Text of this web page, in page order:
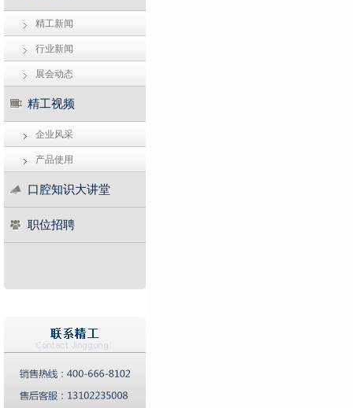
精工新闻
行业新闻
展会动态
精工视频
企业风采
产品使用
口腔知识大讲堂
职位招聘